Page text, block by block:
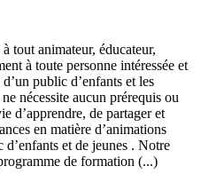
tout animateur, éducateur,
à toute personne intéressée et
public d’enfants et les
nécessite aucun prérequis ou
d’apprendre, de partager et
en matière d’animations
et de jeunes . Notre
de formation (...)